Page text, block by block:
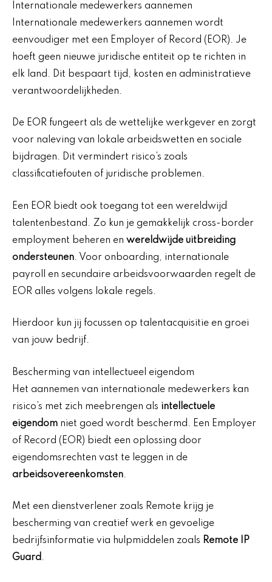
Internationale medewerkers aannemen
Internationale medewerkers aannemen wordt
eenvoudiger met een Employer of Record (EOR). Je
hoeft geen nieuwe juridische entiteit op te richten in
elk land. Dit bespaart tijd, kosten en administratieve
verantwoordelijkheden.
De EOR fungeert als de wettelijke werkgever en zorgt
voor naleving van lokale arbeidswetten en sociale
bijdragen. Dit vermindert risico’s zoals
classificatiefouten of juridische problemen.
Een EOR biedt ook toegang tot een wereldwijd
talentenbestand. Zo kun je gemakkelijk cross-border
employment beheren en wereldwijde uitbreiding
ondersteunen. Voor onboarding, internationale
payroll en secundaire arbeidsvoorwaarden regelt de
EOR alles volgens lokale regels.
Hierdoor kun jij focussen op talentacquisitie en groei
van jouw bedrijf.
Bescherming van intellectueel eigendom
Het aannemen van internationale medewerkers kan
risico’s met zich meebrengen als intellectuele
eigendom niet goed wordt beschermd. Een Employer
of Record (EOR) biedt een oplossing door
eigendomsrechten vast te leggen in de
arbeidsovereenkomsten.
Met een dienstverlener zoals Remote krijg je
bescherming van creatief werk en gevoelige
bedrijfsinformatie via hulpmiddelen zoals Remote IP
Guard .